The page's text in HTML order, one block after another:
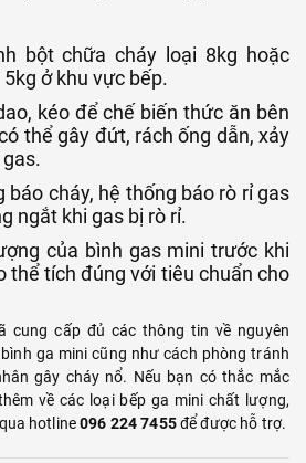
bột chữa cháy loại 8kg hoặc
ở khu vực bếp.
kéo để chế biến thức ăn bên
thể gây đứt, rách ống dẫn, xảy
báo cháy, hệ thống báo rò rỉ gas
ngắt khi gas bị rò rỉ.
của bình gas mini trước khi
thể tích đúng với tiêu chuẩn cho
cung cấp đủ các thông tin về nguyên
ga mini cũng như cách phòng tránh
gây cháy nổ. Nếu bạn có thắc mắc
về các loại bếp ga mini chất lượng,
qua hotline096 224 7455để được hỗ trợ.